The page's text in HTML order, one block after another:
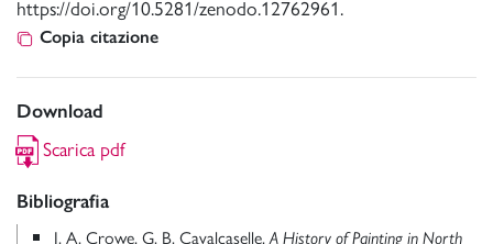
https://doi.org/10.5281/zenodo.12762961.
Copia citazione
Download
Scarica pdf
Bibliografia
J. A. Crowe, G. B. Cavalcaselle,A History of Painting in North